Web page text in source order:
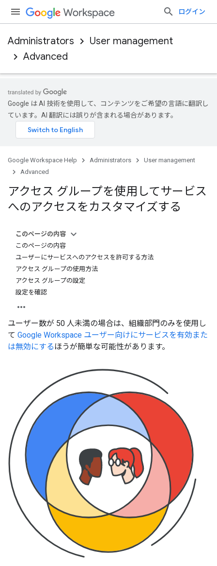
ログイン
Administrators
User management
Advanced
Google は AI 技術を使用して、コンテンツをご希望の言語に翻訳し
ています。AI 翻訳には誤りが含まれる場合があります。
Google Workspace Help Administrators
User management
Advanced
アクセス グループを使用してサービス
へのアクセスをカスタマイズする
このページの内容
このページの内容
ユーザーにサービスへのアクセスを許可する方法
アクセス グループの使用方法
アクセス グループの設定
設定を確認
ユーザー数が 50 人未満の場合は、組織部門のみを使用し
て Google Workspace ユーザー向けにサービスを有効また
は無効にするほうが簡単な可能性があります。